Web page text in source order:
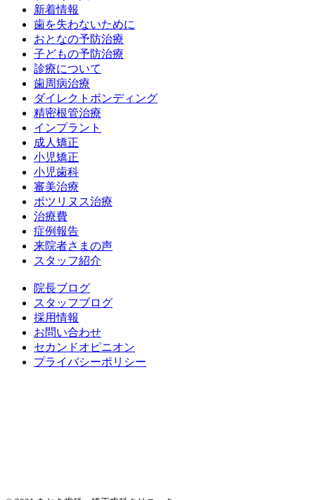
新着情報
歯を失わないために
おとなの予防治療
子どもの予防治療
診療について
歯周病治療
ダイレクトボンディング
精密根管治療
インプラント
成人矯正
小児矯正
小児歯科
審美治療
ボツリヌス治療
治療費
症例報告
来院者さまの声
スタッフ紹介
院長ブログ
スタッフブログ
採用情報
お問い合わせ
セカンドオピニオン
プライバシーポリシー